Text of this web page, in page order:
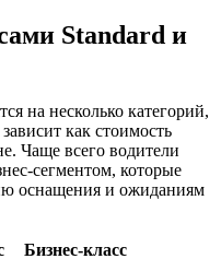
Standard и
на несколько категорий,
как стоимость
Чаще всего водители
сегментом, которые
оснащения и ожиданиям
Бизнес-класс